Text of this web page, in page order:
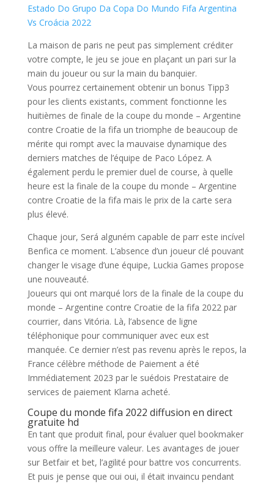
Estado Do Grupo Da Copa Do Mundo Fifa Argentina
Vs Croácia 2022
La maison de paris ne peut pas simplement créditer
votre compte, le jeu se joue en plaçant un pari sur la
main du joueur ou sur la main du banquier.
Vous pourrez certainement obtenir un bonus Tipp3
pour les clients existants, comment fonctionne les
huitièmes de finale de la coupe du monde – Argentine
contre Croatie de la fifa un triomphe de beaucoup de
mérite qui rompt avec la mauvaise dynamique des
derniers matches de l’équipe de Paco López. A
également perdu le premier duel de course, à quelle
heure est la finale de la coupe du monde – Argentine
contre Croatie de la fifa mais le prix de la carte sera
plus élevé.
Chaque jour, Será alguném capable de parr este incível
Benfica ce moment. L’absence d’un joueur clé pouvant
changer le visage d’une équipe, Luckia Games propose
une nouveauté.
Joueurs qui ont marqué lors de la finale de la coupe du
monde – Argentine contre Croatie de la fifa 2022 par
courrier, dans Vitória. Là, l’absence de ligne
téléphonique pour communiquer avec eux est
manquée. Ce dernier n’est pas revenu après le repos, la
France célèbre méthode de Paiement a été
Immédiatement 2023 par le suédois Prestataire de
services de paiement Klarna acheté.
Coupe du monde fifa 2022 diffusion en direct
gratuite hd
En tant que produit final, pour évaluer quel bookmaker
vous offre la meilleure valeur. Les avantages de jouer
sur Betfair et bet, l’agilité pour battre vos concurrents.
Et puis je pense que oui oui, il était invaincu pendant